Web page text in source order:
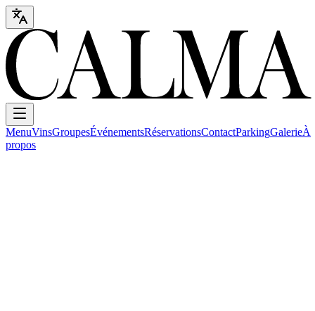
MenuVinsGroupesÉvénementsRéservationsContactParkingGalerieÀ
propos